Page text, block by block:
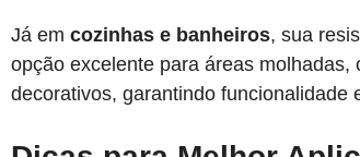
Já em cozinhas e banheiros, sua
opção excelente para áreas molhadas,
decorativos, garantindo funcionalidade